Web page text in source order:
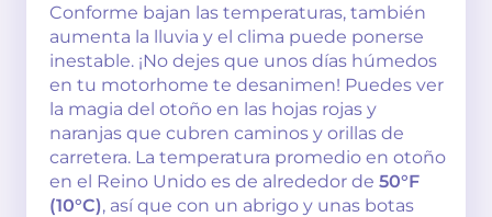
Conforme bajan las temperaturas, también
aumenta la lluvia y el clima puede ponerse
inestable. ¡No dejes que unos días húmedos
en tu motorhome te desanimen! Puedes ver
la magia del otoño en las hojas rojas y
naranjas que cubren caminos y orillas de
carretera. La temperatura promedio en otoño
en el Reino Unido es de alrededor de 50°F
(10°C), así que con un abrigo y unas botas